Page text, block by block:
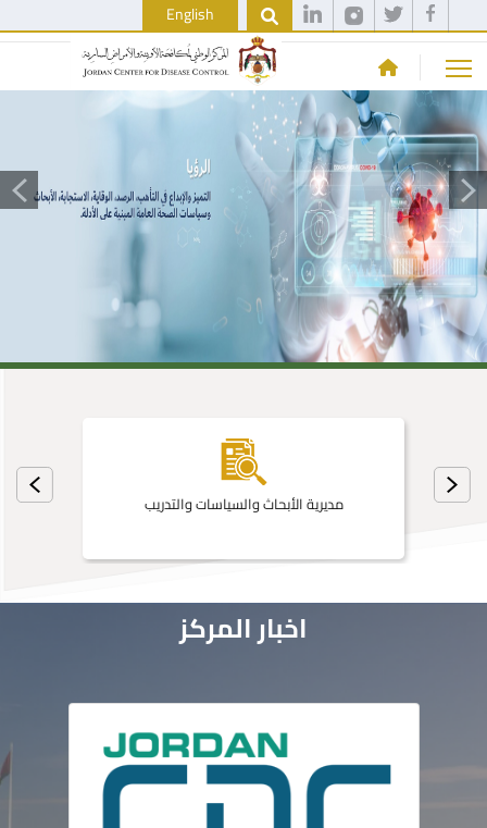
English
مديرية الأبحاث والسياسات والتدريب
اخبار المركز